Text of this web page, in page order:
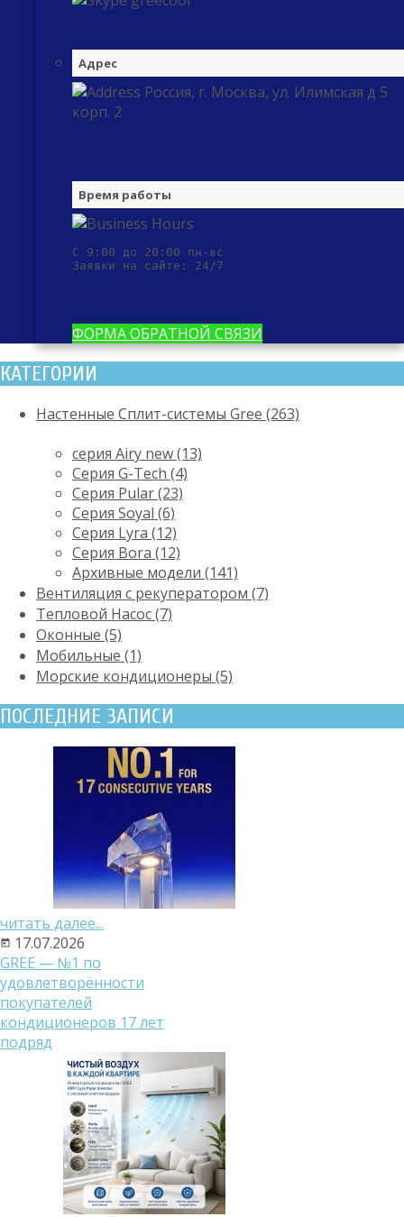
Адрес
Россия, г. Москва, ул. Илимская д 5
корп. 2
Время работы
С 9:00 до 20:00 пн-вс
Заявки на сайте: 24/7
ФОРМА ОБРАТНОЙ СВЯЗИ
КАТЕГОРИИ
Настенные Сплит-системы Gree (263)
серия Airy new (13)
Серия G-Tech (4)
Серия Pular (23)
Cерия Soyal (6)
Серия Lyra (12)
Серия Bora (12)
Архивные модели (141)
Вентиляция с рекуператором (7)
Тепловой Насос (7)
Оконные (5)
Мобильные (1)
Морские кондиционеры (5)
ПОСЛЕДНИЕ ЗАПИСИ
читать далее...
17.07.2026
GREE — №1 по
удовлетворённости
покупателей
кондиционеров 17 лет
подряд